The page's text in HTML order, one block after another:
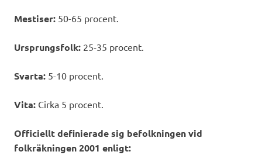
Mestiser: 50-65 procent.
Ursprungsfolk: 25-35 procent.
Svarta: 5-10 procent.
Vita: Cirka 5 procent.
Officiellt definierade sig befolkningen vid
folkräkningen 2001 enligt: